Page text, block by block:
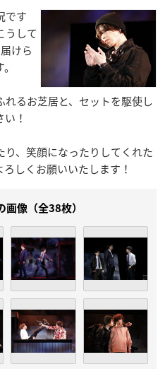
です
うして
けら
るお芝居と、セットを駆使し
！
、笑顔になったりしてくれた
しくお願いいたします！
画像（全38枚）